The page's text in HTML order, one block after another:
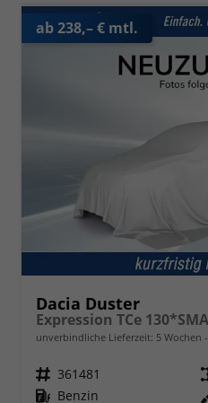
ab 238,– € mtl.
Dacia Duster
unverbindliche Lieferzeit: 5 Wochen
Fahrzeugnr. 361481
Kraftstoff Benzin